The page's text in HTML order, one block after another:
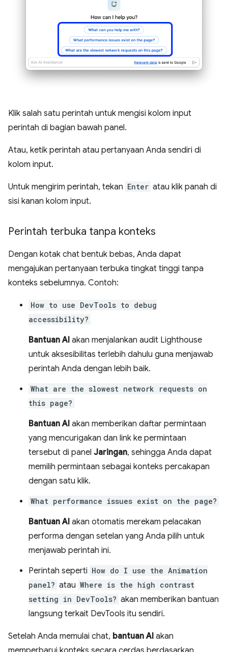
Klik salah satu perintah untuk mengisi kolom input
perintah di bagian bawah panel.
Atau, ketik perintah atau pertanyaan Anda sendiri di
kolom input.
Untuk mengirim perintah, tekan Enter atau klik panah di
sisi kanan kolom input.
Perintah terbuka tanpa konteks
Dengan kotak chat bentuk bebas, Anda dapat
mengajukan pertanyaan terbuka tingkat tinggi tanpa
konteks sebelumnya. Contoh:
How to use DevTools to debug
accessibility?
Bantuan AI akan menjalankan audit Lighthouse
untuk aksesibilitas terlebih dahulu guna menjawab
perintah Anda dengan lebih baik.
What are the slowest network requests on
this page?
Bantuan AI akan memberikan daftar permintaan
yang mencurigakan dan link ke permintaan
tersebut di panel Jaringan, sehingga Anda dapat
memilih permintaan sebagai konteks percakapan
dengan satu klik.
What performance issues exist on the page?
Bantuan AI akan otomatis merekam pelacakan
performa dengan setelan yang Anda pilih untuk
menjawab perintah ini.
Perintah seperti How do I use the Animation
panel? atau Where is the high contrast
setting in DevTools? akan memberikan bantuan
langsung terkait DevTools itu sendiri.
Setelah Anda memulai chat, bantuan AI akan